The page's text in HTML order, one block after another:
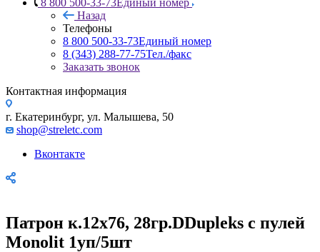
8 800 500-33-73Единый номер
Назад
Телефоны
8 800 500-33-73Единый номер
8 (343) 288-77-75Тел./факс
Заказать звонок
Контактная информация
г. Екатеринбург, ул. Малышева, 50
shop@streletc.com
Вконтакте
Патрон к.12х76, 28гр.DDupleks с пулей
Monolit 1уп/5шт